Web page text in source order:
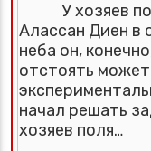
У хозяев
Алассан Диен в
неба он,
отстоять
начал решать
хозяев поля…